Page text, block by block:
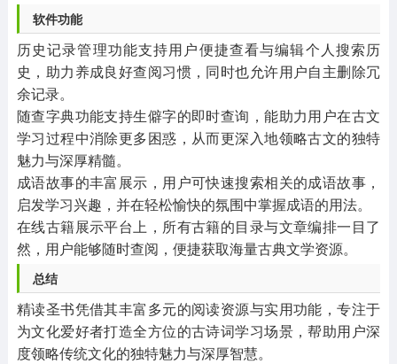
软件功能
历史记录管理功能支持用户便捷查看与编辑个人搜索历
史，助力养成良好查阅习惯，同时也允许用户自主删除冗
余记录。
随查字典功能支持生僻字的即时查询，能助力用户在古文
学习过程中消除更多困惑，从而更深入地领略古文的独特
魅力与深厚精髓。
成语故事的丰富展示，用户可快速搜索相关的成语故事，
启发学习兴趣，并在轻松愉快的氛围中掌握成语的用法。
在线古籍展示平台上，所有古籍的目录与文章编排一目了
然，用户能够随时查阅，便捷获取海量古典文学资源。
总结
精读圣书凭借其丰富多元的阅读资源与实用功能，专注于
为文化爱好者打造全方位的古诗词学习场景，帮助用户深
度领略传统文化的独特魅力与深厚智慧。